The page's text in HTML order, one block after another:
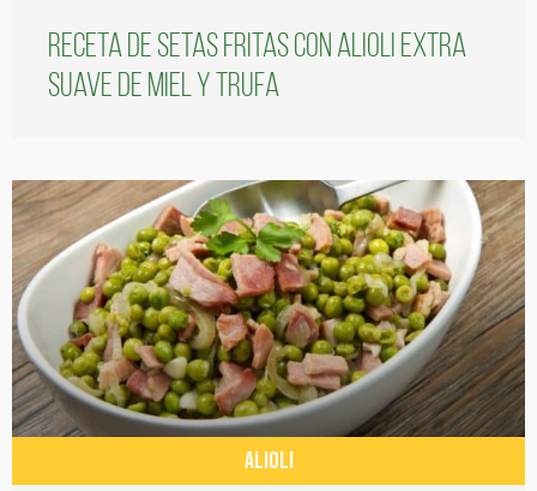
Receta de setas fritas con alioli extra
suave de miel y trufa
ALIOLI